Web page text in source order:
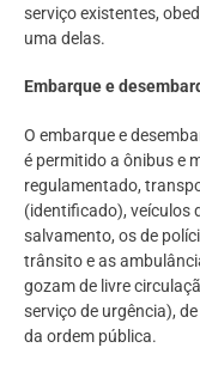
serviço existentes,
uma delas.
Embarque e
O embarque e
é permitido a ônibus e
regulamentado,
(identificado), veículos
salvamento, os de
trânsito e as
gozam de livre
serviço de urgência),
da ordem pública.